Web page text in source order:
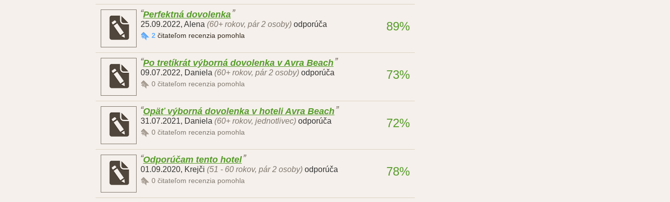
Perfektná dovolenka
25.09.2022, Alena (60+ rokov, pár 2 osoby) odporúča
2 čitateľom recenzia pomohla
89%
Po tretíkrát výborná dovolenka v Avra Beach
09.07.2022, Daniela (60+ rokov, pár 2 osoby) odporúča
0 čitateľom recenzia pomohla
73%
Opäť výborná dovolenka v hoteli Avra Beach
31.07.2021, Daniela (60+ rokov, jednotlivec) odporúča
0 čitateľom recenzia pomohla
72%
Odporúčam tento hotel
01.09.2020, Krejči (51 - 60 rokov, pár 2 osoby) odporúča
0 čitateľom recenzia pomohla
78%